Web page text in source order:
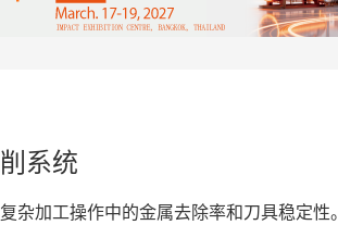
系统
杂加工操作中的金属去除率和刀具稳定性。